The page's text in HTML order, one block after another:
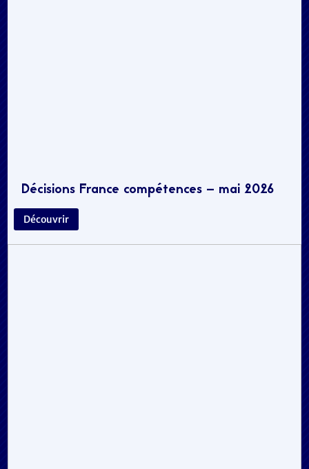
Décisions France compétences – mai 2026
Découvrir